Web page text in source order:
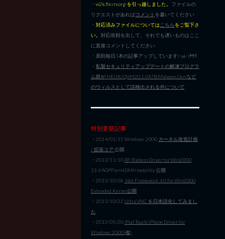
・ w2k.flxsrv.org を引っ越しました。 ファイルの
リクエストがあればコメント を書いてください
・ 対応済みファイルについては こちらをご覧下さ
い。 対応依頼を出して、それでも遅いものはここ
に直接コメントしてください
・原則毎日1本の記事アップしています|･ω･)ﾁﾗﾘ
・ 私製セキュリティアップデートの解凍プログラ
ム群が HEUR/QVM20.1.0A7B.Malware.Gen など
のウィルスとして誤検出される件について
特別更新記事
・2014/01/15 Windows 2000 カーネル改造計画
/ 拡張コア 公開
・2013/11/10ATI Radeon Driver for Win2000
13.4 AGPFix+HDMI+mobility 公開
・2013/10/28 .Net Framework 4.0 for Win2000
Extended Kernel公開
・2013/10/22 Ultra VNC を日本語化してみまし
た
・2013/05/20 iPod Touch/iPhone Driver for
Windows 2000(改)